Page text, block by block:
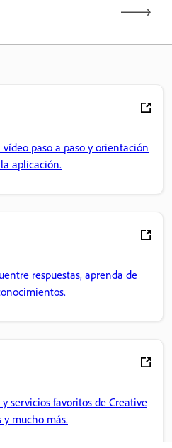
paso a paso y orientación
aplicación.
respuestas, aprenda de
servicios favoritos de Creative
y mucho más.